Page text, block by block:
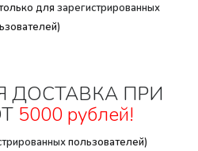
для зарегистрированных
ДОСТАВКА ПРИ
5000 рублей!
пользователей)